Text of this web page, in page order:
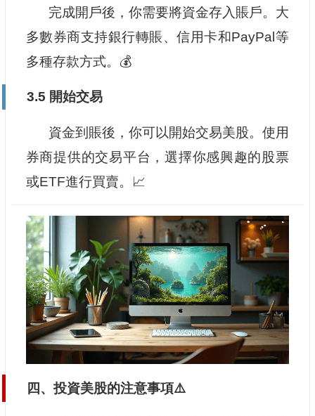
完成開戶後，你需要將資金存入賬戶。大
多數券商支持銀行轉賬、信用卡和PayPal等
多種存款方式。💰
3.5 開始交易
資金到賬後，你可以開始交易美股。使用
券商提供的交易平台，選擇你感興趣的股票
或ETF進行買賣。📈
四、投資美股的注意事項⚠️